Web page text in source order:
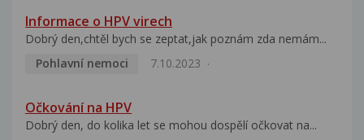
Informace o HPV virech
Dobrý den,chtěl bych se zeptat,jak poznám zda nemám...
Pohlavní nemoci
7.10.2023
Očkování na HPV
Dobrý den, do kolika let se mohou dospělí očkovat na...